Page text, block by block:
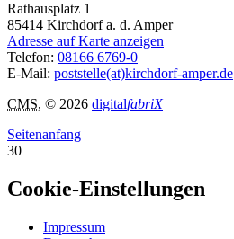
Rathausplatz 1
85414 Kirchdorf a. d. Amper
Adresse auf Karte anzeigen
Telefon: 08166 6769-0
E-Mail: poststelle(at)kirchdorf-amper.de
CMS, © 2026 digitalfabriX
Seitenanfang
30
Cookie-Einstellungen
Impressum